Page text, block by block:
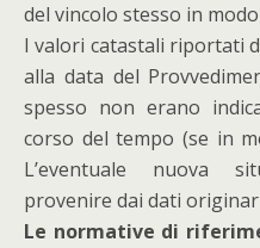
del vincolo stesso in
I valori catastali riportati
alla data del
spesso non erano
corso del tempo (se in
L’eventuale nuova
provenire dai dati
Le normative di